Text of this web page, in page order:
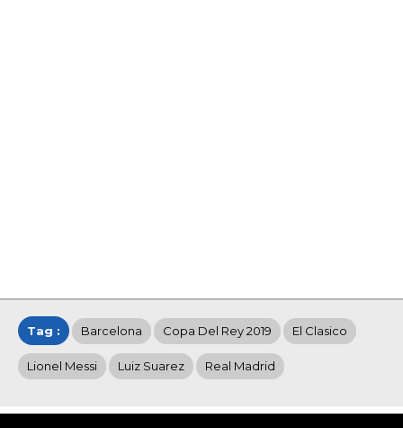
Tag : Barcelona Copa Del Rey 2019 El Clasico
Lionel Messi Luiz Suarez Real Madrid